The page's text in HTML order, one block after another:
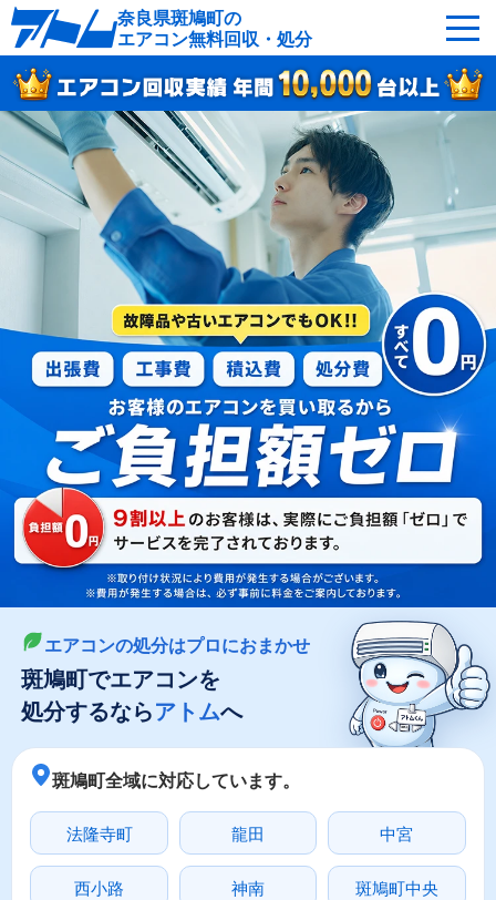
奈良県斑鳩町の
エアコン無料回収・処分
サービスの特徴 回収可能なエアコン
対応エリア 回収の流れ
よくあるご質問 運営会社
斑鳩町へ無料出張
最短即日 お急ぎの方はこちら
050-5482-9461
受付：24時間年中無休（通話料無料）
LINEやメールでカンタン依頼
メールで回収依頼 LINEで回収依頼
エアコンの処分はプロにおまかせ
斑鳩町でエアコンを
処分するならアトムへ
斑鳩町全域に対応しています。
法隆寺町 龍田 中宮
西小路 神南 斑鳩町中央